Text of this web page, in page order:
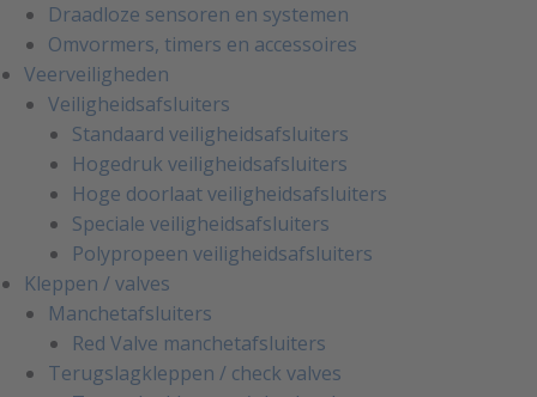
Draadloze sensoren en systemen
Omvormers, timers en accessoires
Veerveiligheden
Veiligheidsafsluiters
Standaard veiligheidsafsluiters
Hogedruk veiligheidsafsluiters
Hoge doorlaat veiligheidsafsluiters
Speciale veiligheidsafsluiters
Polypropeen veiligheidsafsluiters
Kleppen / valves
Manchetafsluiters
Red Valve manchetafsluiters
Terugslagkleppen / check valves